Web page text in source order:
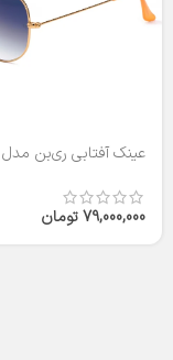
عینک آفتابی ری‌بن مدل RB3025
79,000,000تومان